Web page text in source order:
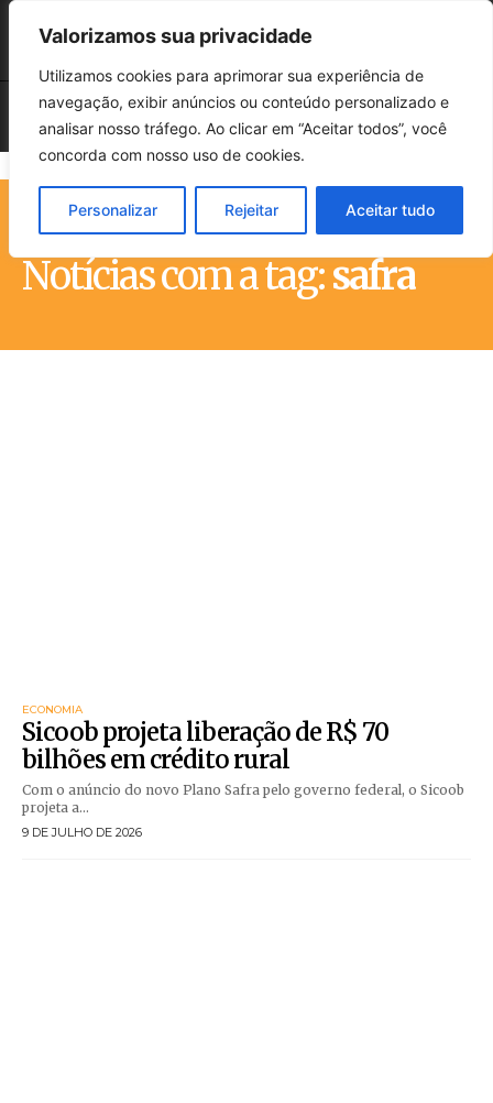
Valorizamos sua privacidade
Utilizamos cookies para aprimorar sua experiência de
navegação, exibir anúncios ou conteúdo personalizado e
analisar nosso tráfego. Ao clicar em “Aceitar todos”, você
concorda com nosso uso de cookies.
Personalizar Rejeitar Aceitar tudo
Notícias com a tag:safra
ECONOMIA
Sicoob projeta liberação de R$ 70
bilhões em crédito rural
Com o anúncio do novo Plano Safra pelo governo federal, o Sicoob
projeta a...
9 DE JULHO DE 2026